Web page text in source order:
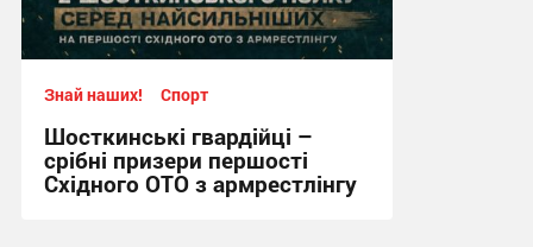
Знай наших! Спорт
Шосткинські гвардійці –
срібні призери першості
Східного ОТО з армрестлінгу